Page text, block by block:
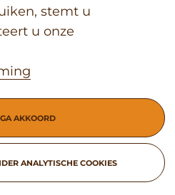
boven
informatie
stemt u
u onze
AKKOORD
ANALYTISCHE COOKIES